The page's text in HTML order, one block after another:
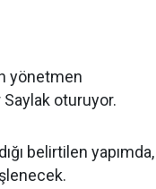
yönetmen
oturuyor.
belirtilen yapımda,